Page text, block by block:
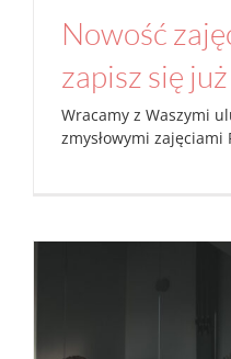
Nowość
zapisz się
Wracamy z Waszymi
zmysłowymi zajęciami